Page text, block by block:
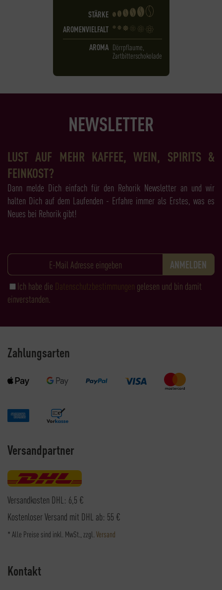
STÄRKE
AROMENVIELFALT
AROMA Dörrpflaume,
Zartbitterschokolade
NEWSLETTER
LUST AUF MEHR KAFFEE, WEIN, SPIRITS &
FEINKOST?
Dann melde Dich einfach für den Rehorik Newsletter an und wir
halten Dich auf dem Laufenden - Erfahre immer als Erstes, was es
Neues bei Rehorik gibt!
Ich habe die Datenschutzbestimmungen gelesen und bin damit
einverstanden.
Zahlungsarten
Versandpartner
Versandkosten DHL: 6,5 €
Kostenloser Versand mit DHL ab: 55 €
* Alle Preise sind inkl. MwSt., zzgl. Versand
Kontakt